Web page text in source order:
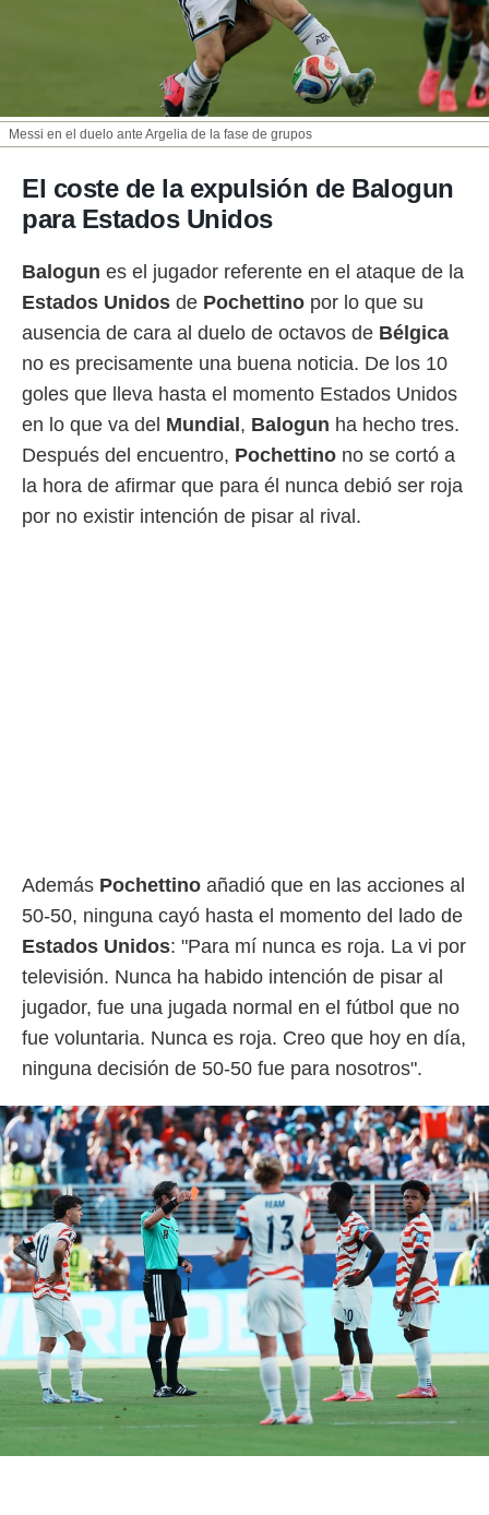
Messi en el duelo ante Argelia de la fase de grupos
El coste de la expulsión de Balogun
para Estados Unidos
Balogun es el jugador referente en el ataque de la
Estados Unidos de Pochettino por lo que su
ausencia de cara al duelo de octavos de Bélgica
no es precisamente una buena noticia. De los 10
goles que lleva hasta el momento Estados Unidos
en lo que va del Mundial , Balogun ha hecho tres.
Después del encuentro, Pochettino no se cortó a
la hora de afirmar que para él nunca debió ser roja
por no existir intención de pisar al rival.
Además Pochettino añadió que en las acciones al
50-50, ninguna cayó hasta el momento del lado de
Estados Unidos: "Para mí nunca es roja. La vi por
televisión. Nunca ha habido intención de pisar al
jugador, fue una jugada normal en el fútbol que no
fue voluntaria. Nunca es roja. Creo que hoy en día,
ninguna decisión de 50-50 fue para nosotros".